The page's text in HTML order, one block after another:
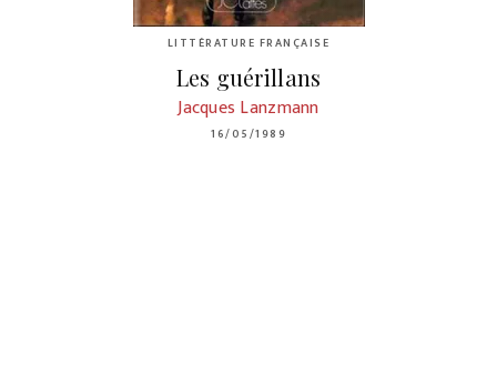
LITTÉRATURE FRANÇAISE
Les guérillans
Jacques Lanzmann
16/05/1989